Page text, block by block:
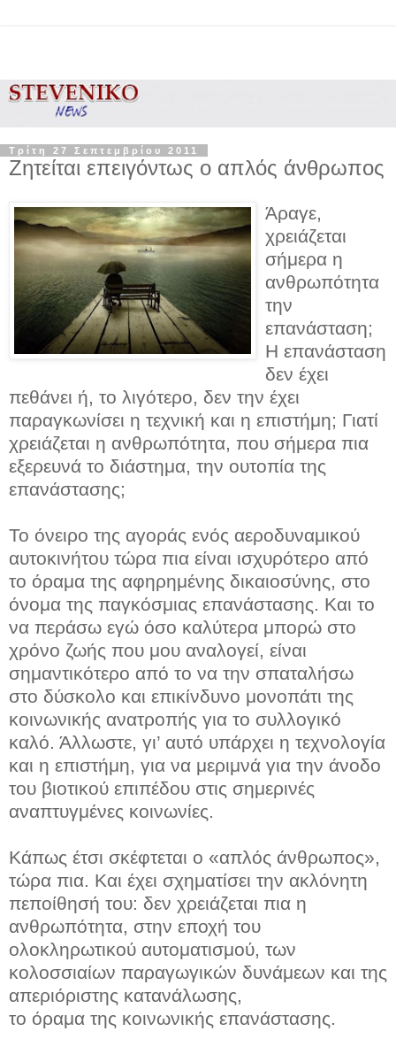
Τρίτη 27 Σεπτεμβρίου 2011
Ζητείται επειγόντως ο απλός άνθρωπος
Άραγε,
χρειάζεται
σήμερα η
ανθρωπότητα
την
επανάσταση;
Η επανάσταση
δεν έχει
πεθάνει ή, το λιγότερο, δεν την έχει
παραγκωνίσει η τεχνική και η επιστήμη; Γιατί
χρειάζεται η ανθρωπότητα, που σήμερα πια
εξερευνά το διάστημα, την ουτοπία της
επανάστασης;
Το όνειρο της αγοράς ενός αεροδυναμικού
αυτοκινήτου τώρα πια είναι ισχυρότερο από
το όραμα της αφηρημένης δικαιοσύνης, στο
όνομα της παγκόσμιας επανάστασης. Και το
να περάσω εγώ όσο καλύτερα μπορώ στο
χρόνο ζωής που μου αναλογεί, είναι
σημαντικότερο από το να την σπαταλήσω
στο δύσκολο και επικίνδυνο μονοπάτι της
κοινωνικής ανατροπής για το συλλογικό
καλό. Άλλωστε, γι’ αυτό υπάρχει η τεχνολογία
και η επιστήμη, για να μεριμνά για την άνοδο
του βιοτικού επιπέδου στις σημερινές
αναπτυγμένες κοινωνίες.
Κάπως έτσι σκέφτεται ο «απλός άνθρωπος»,
τώρα πια. Και έχει σχηματίσει την ακλόνητη
πεποίθησή του: δεν χρειάζεται πια η
ανθρωπότητα, στην εποχή του
ολοκληρωτικού αυτοματισμού, των
κολοσσιαίων παραγωγικών δυνάμεων και της
απεριόριστης κατανάλωσης,
το όραμα της κοινωνικής επανάστασης.